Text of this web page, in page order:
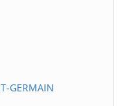
GERMAIN